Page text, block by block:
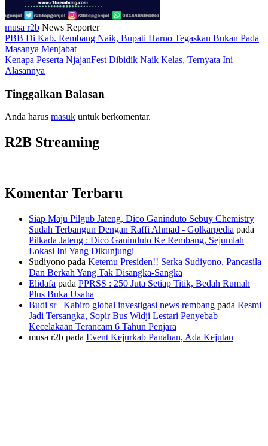
musa r2b News Reporter
PBB Di Kab. Rembang Naik, Bupati Harno Tegaskan Bukan Pada
Masanya Menjabat
Kenapa Peserta NjajanFest Dibidik Naik Kelas, Ternyata Ini
Alasannya
Tinggalkan Balasan
Anda harus masuk untuk berkomentar.
R2B Streaming
Komentar Terbaru
Siap Maju Pilgub Jateng, Dico Ganinduto Sebuy Chemistry
Sudah Terbangun Dengan Raffi Ahmad - Golkarpedia pada
Pilkada Jateng : Dico Ganinduto Ke Rembang, Sejumlah
Lokasi Ini Yang Dikunjungi
Sudiyono pada Ketemu Presiden!! Serka Sudiyono, Pancasila
Dan Berkah Yang Tak Disangka-Sangka
Elidafa pada PPRSS : 250 Juta Setiap Titik, Bedah Rumah
Plus Buka Usaha
Budi sr_ Kabiro global investigasi news rembang pada Resmi
Jadi Tersangka, Sopir Bus Widji Lestari Penyebab
Kecelakaan Terancam 6 Tahun Penjara
musa r2b pada Event Kejurkab Panahan, Ada Kejutan